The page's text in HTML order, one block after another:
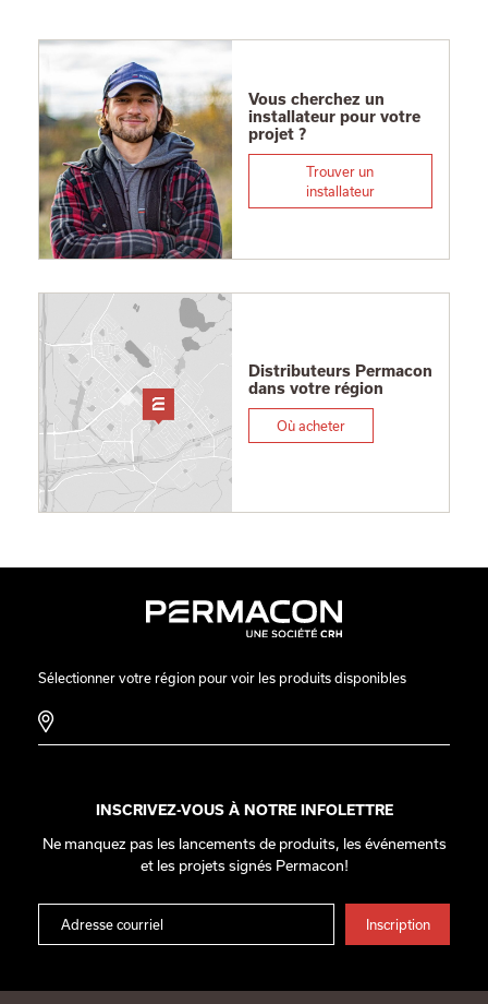
Vous cherchez un
installateur pour votre
projet ?
Trouver un
installateur
Distributeurs Permacon
dans votre région
Où acheter
Sélectionner votre région pour voir les produits disponibles
INSCRIVEZ-VOUS À NOTRE INFOLETTRE
Ne manquez pas les lancements de produits, les événements
et les projets signés Permacon!